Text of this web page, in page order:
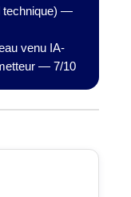
technique) —
venu IA-
— 7/10